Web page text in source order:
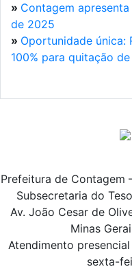
» Contagem
de 2025
» Oportunidade única:
100% para quitação
Prefeitura de Contagem
Subsecretaria do
Av. João Cesar de
Minas
Atendimento
sexta-